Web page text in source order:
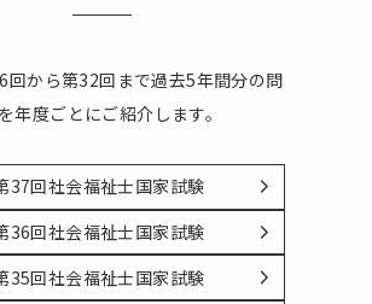
回から第32回まで過去5年間分の問
年度ごとにご紹介します。
37回社会福祉士国家試験
36回社会福祉士国家試験
35回社会福祉士国家試験